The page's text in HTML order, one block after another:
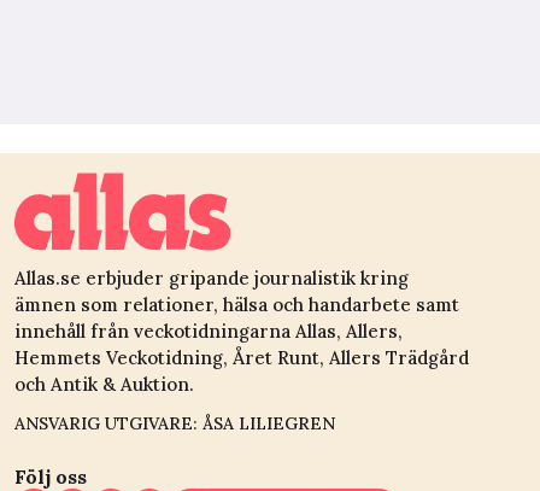
Allas.se erbjuder gripande journalistik kring
ämnen som relationer, hälsa och handarbete samt
innehåll från veckotidningarna Allas, Allers,
Hemmets Veckotidning, Året Runt, Allers Trädgård
och Antik & Auktion.
ANSVARIG UTGIVARE: ÅSA LILIEGREN
Följ oss